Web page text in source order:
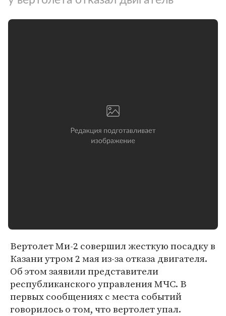
Вертолет Ми-2 совершил жесткую посадку в
Казани утром 2 мая из-за отказа двигателя.
Об этом заявили представители
республиканского управления МЧС. В
первых сообщениях с места событий
говорилось о том, что вертолет упал.